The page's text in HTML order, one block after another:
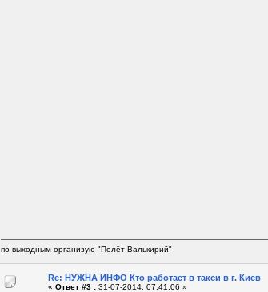
по выходным организую "Полёт Валькирий"
Re: НУЖНА ИНФО Кто работает в такси в г. Киев
« Ответ #3 :31-07-2014, 07:41:06 »